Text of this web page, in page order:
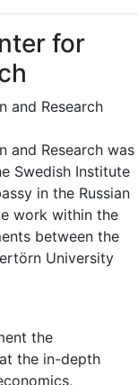
for
and Research
and Research was
Swedish Institute
in the Russian
work within the
between the
University
the
the in-depth